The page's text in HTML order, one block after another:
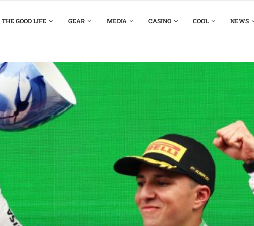
THE GOOD LIFE GEAR MEDIA CASINO COOL NEWS